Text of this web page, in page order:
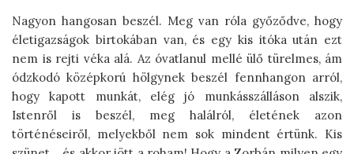
Nagyon hangosan beszél. Meg van róla győződve, hogy
életigazságok birtokában van, és egy kis itóka után ezt
nem is rejti véka alá. Az óvatlanul mellé ülő türelmes, ám
ódzkodó középkorú hölgynek beszél fennhangon arról,
hogy kapott munkát, elég jó munkásszálláson alszik,
Istenről is beszél, meg halálról, életének azon
történéseiről, melyekből nem sok mindent értünk. Kis